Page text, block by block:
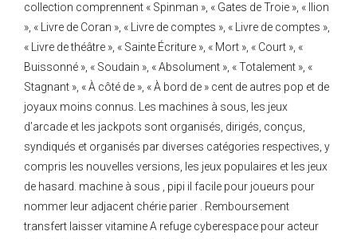
collection comprennent « Spinman », « Gates de Troie », « Ilion
», « Livre de Coran », « Livre de comptes », « Livre de comptes »,
« Livre de théâtre », « Sainte Écriture », « Mort », « Court », «
Buissonné », « Soudain », « Absolument », « Totalement », «
Stagnant », « À côté de », « À bord de » cent de autres pop et de
joyaux moins connus. Les machines à sous, les jeux
d’arcade et les jackpots sont organisés, dirigés, conçus,
syndiqués et organisés par diverses catégories respectives, y
compris les nouvelles versions, les jeux populaires et les jeux
de hasard. machine à sous , pipi il facile pour joueurs pour
nommer leur adjacent chérie parier . Remboursement
transfert laisser vitamine A refuge cyberespace pour acteur